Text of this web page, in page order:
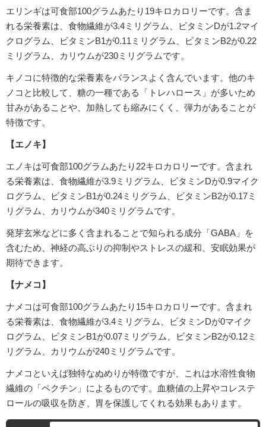
エリンギは可食部100グラムあたり19キロカロリーです。含ま
れる栄養素は、食物繊維が3.4ミリグラム、ビタミンDが1.2マイ
クログラム、ビタミンB1が0.11ミリグラム、ビタミンB2が0.22
ミリグラム、カリウムが230ミリグラムです。
キノコに特徴的な栄養素をバランスよく含んでいます。他のキ
ノコと比較して、糖の一種である「トレハロース」が多いため
甘みがあることや、加熱しても縮みにくく、弾力があることが
特徴です。
【エノキ】
エノキは可食部100グラムあたり22キロカロリーです。含まれ
る栄養素は、食物繊維が3.9ミリグラム、ビタミンDが0.9マイク
ログラム、ビタミンB1が0.24ミリグラム、ビタミンB2が0.17ミ
リグラム、カリウムが340ミリグラムです。
発芽玄米などに多く含まれることで知られる成分「GABA」を
含むため、神経の高ぶりの抑制やストレスの緩和、安眠効果が
期待できます。
【ナメコ】
ナメコは可食部100グラムあたり15キロカロリーです。含まれ
る栄養素は、食物繊維が3.4ミリグラム、ビタミンDが0マイク
ログラム、ビタミンB1が0.07ミリグラム、ビタミンB2が0.12ミ
リグラム、カリウムが240ミリグラムです。
ナメコといえば独特なぬめりが特徴ですが、これは水溶性食物
繊維の「ペクチン」によるものです。血糖値の上昇やコレステ
ロールの吸収を防ぎ、胃を保護してくれる効果もあります。